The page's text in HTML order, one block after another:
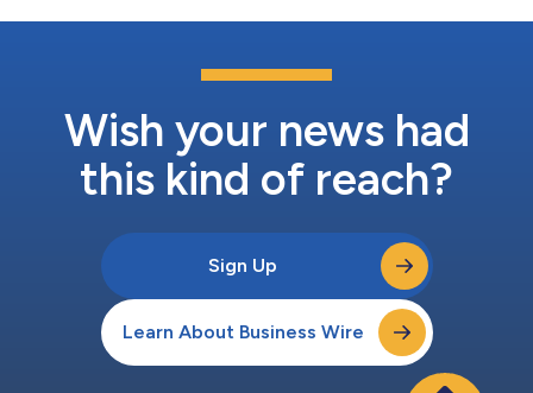
Wish your news had
this kind of reach?
Sign Up
Learn About Business Wire